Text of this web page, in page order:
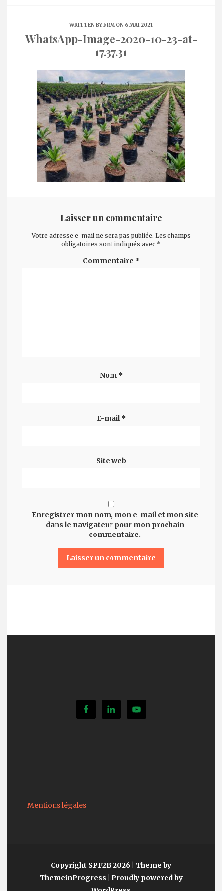
WRITTEN BYFRM ON 6 MAI 2021
WhatsApp-Image-2020-10-23-at-
17.37.31
Laisser un commentaire
Votre adresse e-mail ne sera pas publiée. Les champs
obligatoires sont indiqués avec *
Commentaire *
Nom *
E-mail*
Site web
Enregistrer mon nom, mon e-mail et mon site
dans le navigateur pour mon prochain
commentaire.
Mentions légales
Copyright SPF2B 2026
| Theme by
ThemeinProgress
| Proudly powered by